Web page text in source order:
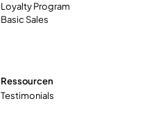
Loyalty Program
Basic Sales
Ressourcen
Testimonials